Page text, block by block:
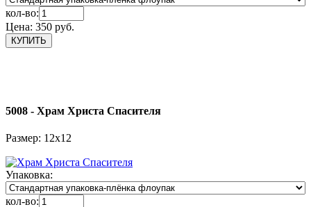
кол-во:
Цена: 350 руб.
5008 - Храм Христа Спасителя
Размер: 12х12
Упаковка:
кол-во: